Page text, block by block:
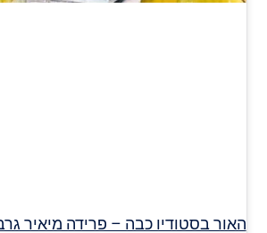
האור בסטודיו כבה – פרידה מיאיר